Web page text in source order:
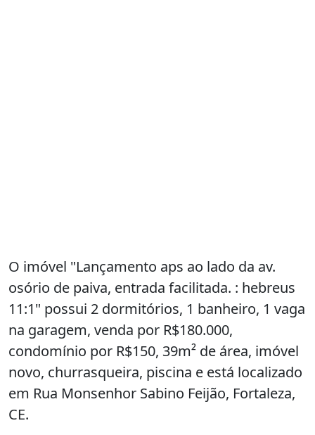
O imóvel "Lançamento aps ao lado da av.
osório de paiva, entrada facilitada. : hebreus
11:1" possui 2 dormitórios, 1 banheiro, 1 vaga
na garagem, venda por R$180.000,
condomínio por R$150, 39m² de área, imóvel
novo, churrasqueira, piscina e está localizado
em Rua Monsenhor Sabino Feijão, Fortaleza,
CE.